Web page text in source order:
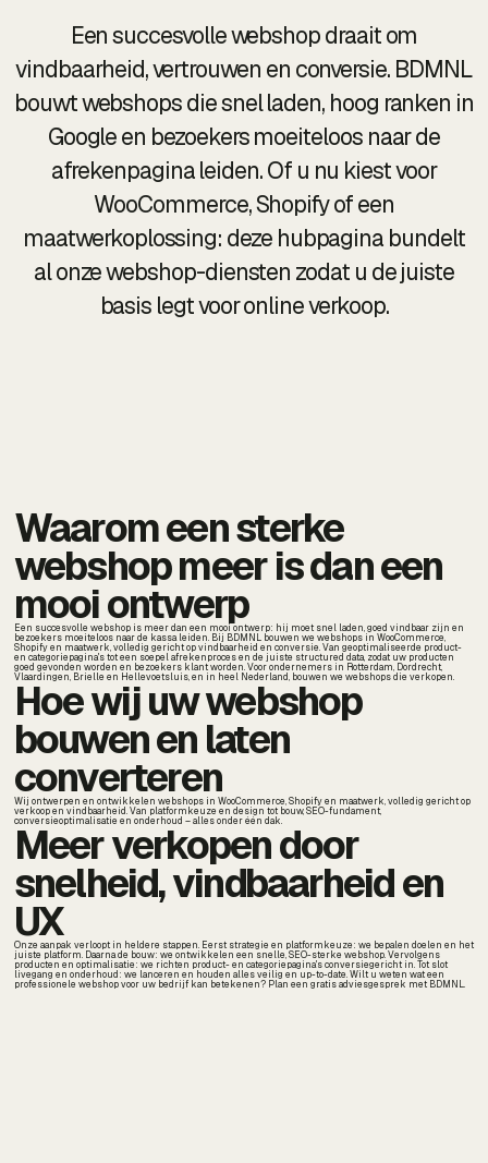
Een succesvolle webshop draait om
vindbaarheid, vertrouwen en conversie. BDMNL
bouwt webshops die snel laden, hoog ranken in
Google en bezoekers moeiteloos naar de
afrekenpagina leiden. Of u nu kiest voor
WooCommerce, Shopify of een
maatwerkoplossing: deze hubpagina bundelt
al onze webshop-diensten zodat u de juiste
basis legt voor online verkoop.
Waarom een sterke
webshop meer is dan een
mooi ontwerp
Een succesvolle webshop is meer dan een mooi ontwerp: hij moet snel laden, goed vindbaar zijn en
bezoekers moeiteloos naar de kassa leiden. Bij BDMNL bouwen we webshops in WooCommerce,
Shopify en maatwerk, volledig gericht op vindbaarheid en conversie. Van geoptimaliseerde product-
en categoriepagina's tot een soepel afrekenproces en de juiste structured data, zodat uw producten
goed gevonden worden en bezoekers klant worden. Voor ondernemers in Rotterdam, Dordrecht,
Vlaardingen, Brielle en Hellevoetsluis, en in heel Nederland, bouwen we webshops die verkopen.
Hoe wij uw webshop
bouwen en laten
converteren
Wij ontwerpen en ontwikkelen webshops in WooCommerce, Shopify en maatwerk, volledig gericht op
verkoop en vindbaarheid. Van platformkeuze en design tot bouw, SEO-fundament,
conversieoptimalisatie en onderhoud – alles onder één dak.
Meer verkopen door
snelheid, vindbaarheid en
UX
Onze aanpak verloopt in heldere stappen. Eerst strategie en platformkeuze: we bepalen doelen en het
juiste platform. Daarna de bouw: we ontwikkelen een snelle, SEO-sterke webshop. Vervolgens
producten en optimalisatie: we richten product- en categoriepagina's conversiegericht in. Tot slot
livegang en onderhoud: we lanceren en houden alles veilig en up-to-date. Wilt u weten wat een
professionele webshop voor uw bedrijf kan betekenen? Plan een gratis adviesgesprek met BDMNL.